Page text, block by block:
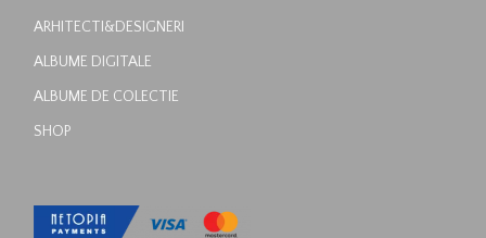
ARHITECTI&DESIGNERI
ALBUME DIGITALE
ALBUME DE COLECTIE
SHOP